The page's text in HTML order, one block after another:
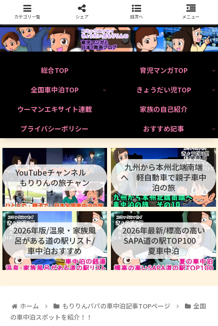
総合TOP
育児マンガTOP
全国車中泊TOP
きょうだい児TOP
ウーマンエキサイト連載
家族の自己紹介
プライバシーポリシー
おすすめ記事
YouTubeチャンネル
もりりんの旅チャン
九州から本州北端南端
へ 軽自動車で親子車中
泊の旅
2026年版/温泉・家族風
呂がある道の駅リスト/
車中泊おすすめ
2026年最新/標高の高い
SAPA道の駅TOP100
夏車中泊
ホーム もりりんパパの車中泊記事TOPページ
全国
の車中泊スポットを紹介！！
カテゴリ一覧 シェア 目次へ メニュー